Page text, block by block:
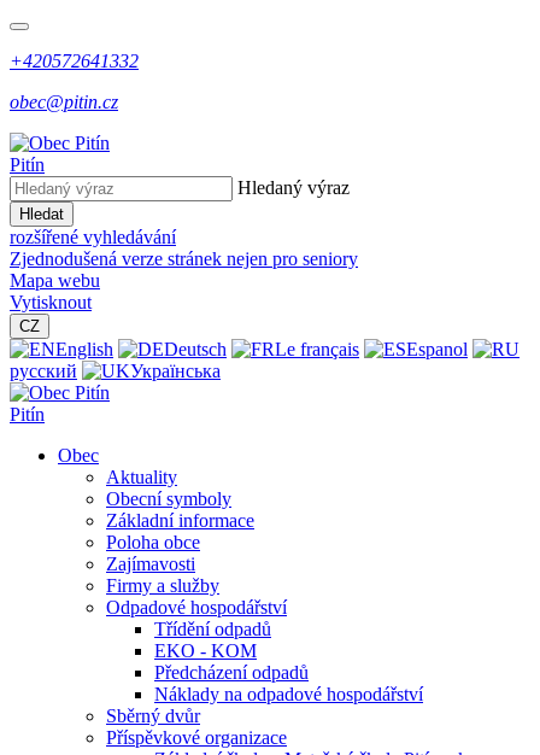
+420572641332
obec@pitin.cz
Pitín
Hledaný výraz
Hledat
rozšířené vyhledávání
Zjednodušená verze stránek nejen pro seniory
Mapa webu
Vytisknout
CZ
English Deutsch Le français
Espanol
русский
Українська
Pitín
Obec
Aktuality
Obecní symboly
Základní informace
Poloha obce
Zajímavosti
Firmy a služby
Odpadové hospodářství
Třídění odpadů
EKO - KOM
Předcházení odpadů
Náklady na odpadové hospodářství
Sběrný dvůr
Příspěvkové organizace